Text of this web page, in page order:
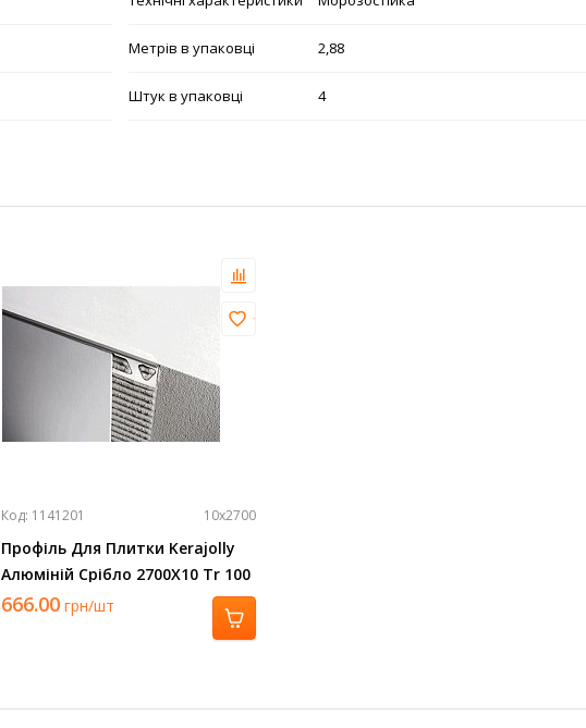
Метрів в упаковці 2,88
Штук в упаковці 4
Код: 1141201 10х2700
Профіль Для Плитки Kerajolly
Алюміній Срібло 2700Х10 Tr 100
As
666.00 грн/шт